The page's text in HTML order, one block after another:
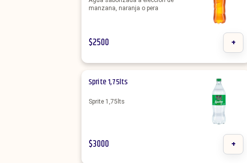
manzana, naranja o pera
$2500 +
Sprite 1,75lts
Sprite 1,75lts
$3000 +